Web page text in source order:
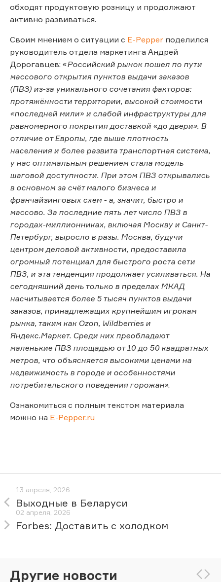
обходят продуктовую розницу и продолжают
активно развиваться.
Своим мнением о ситуации с E-Pepper поделился
руководитель отдела маркетинга Андрей
Дорогавцев: «Российский рынок пошел по пути
массового открытия пунктов выдачи заказов
(ПВЗ) из-за уникального сочетания факторов:
протяжённости территории, высокой стоимости
«последней мили» и слабой инфраструктуры для
равномерного покрытия доставкой «до двери». В
отличие от Европы, где выше плотность
населения и более развита транспортная система,
у нас оптимальным решением стала модель
шаговой доступности. При этом ПВЗ открывались
в основном за счёт малого бизнеса и
франчайзинговых схем - а, значит, быстро и
массово. За последние пять лет число ПВЗ в
городах-миллионниках, включая Москву и Санкт-
Петербург, выросло в разы. Москва, будучи
центром деловой активности, предоставила
огромный потенциал для быстрого роста сети
ПВЗ, и эта тенденция продолжает усиливаться. На
сегодняшний день только в пределах МКАД
насчитывается более 5 тысяч пунктов выдачи
заказов, принадлежащих крупнейшим игрокам
рынка, таким как Ozon, Wildberries и
Яндекс.Маркет. Среди них преобладают
маленькие ПВЗ площадью от 10 до 50 квадратных
метров, что объясняется высокими ценами на
недвижимость в городе и особенностями
потребительского поведения горожан».
Ознакомиться с полным текстом материала
можно на E-Pepper.ru
13 апреля, 2026
Выходные в Беларуси
02 апреля, 2026
Forbes: Доставить с холодком
Другие новости